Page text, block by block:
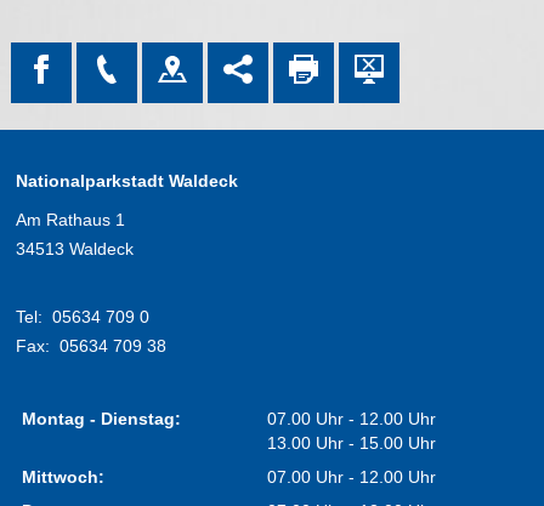
Nationalparkstadt Waldeck
Am Rathaus 1
34513 Waldeck
Tel: 05634 709 0
Fax: 05634 709 38
Montag - Dienstag:
07.00 Uhr - 12.00 Uhr
13.00 Uhr - 15.00 Uhr
Mittwoch:
07.00 Uhr - 12.00 Uhr